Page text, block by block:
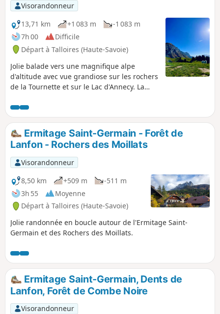
Visorandonneur
13,71 km
+1 083 m
-1 083 m
7h 00
Difficile
Départ à Talloires (Haute-Savoie)
Jolie balade vers une magnifique alpe
d'altitude avec vue grandiose sur les rochers
de la Tournette et sur le Lac d'Annecy. La
Fées, Rovagny) est familiale (retour direct
possible). Puis, chemin régulier et ombragé,
jusqu'au vaste cirque des chalets de l'Aulp et
sa vue unique sur le Lac d'Annecy et les
rochers de la Tournette.
Ermitage Saint-Germain - Forêt de
Lanfon - Rochers des Moillats
Visorandonneur
8,50 km
+509 m
-511 m
3h 55
Moyenne
Départ à Talloires (Haute-Savoie)
Jolie randonnée en boucle autour de l'Ermitage Saint-
Germain et des Rochers des Moillats.
Ermitage Saint-Germain, Dents de
Lanfon, Forêt de Combe Noire
Visorandonneur